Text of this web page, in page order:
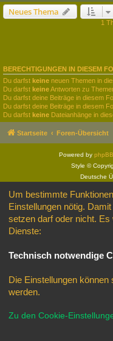
Neues Thema
1
BERECHTIGUNGEN IN DIESEM
Du darfst keine neuen Themen in
Du darfst keineAntworten zu
Du darfst deine Beiträge in diesem
Du darfst deine Beiträge in diesem
Du darfst keine Dateianhänge in
Startseite Foren-Übersicht
Powered by phpBB
Style ©
Deutsche
Um bestimmte
Einstellungen nötig.
setzen darf oder nicht.
Dienste:
Technisch notwendige
Die Einstellungen
werden.
Zu den Cookie-